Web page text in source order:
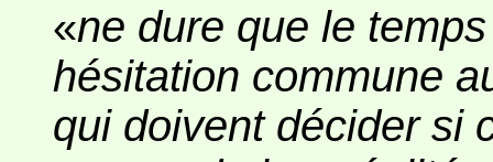
«ne dure que le
hésitation commune
qui doivent décider si